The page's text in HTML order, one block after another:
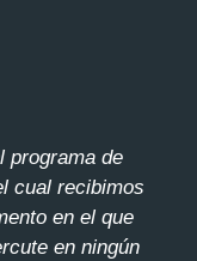
programa de
cual recibimos
en el que
en ningún